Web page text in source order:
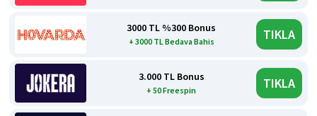
3000 TL %300 Bonus
+ 3000 TL Bedava Bahis TIKLA
3.000 TL Bonus
+ 50 Freespin TIKLA